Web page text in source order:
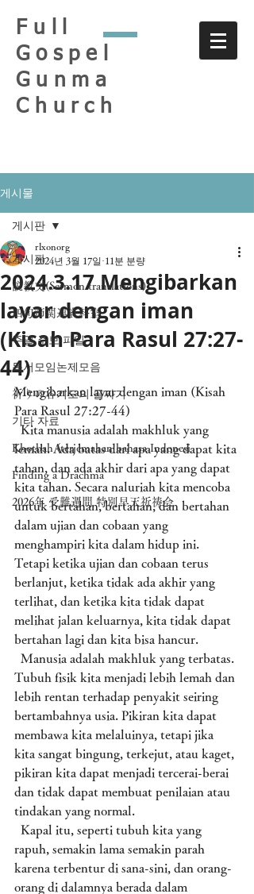
Full
Gospel
Gunma
Church
게시물
게시판
説教文(Sermon translations)
四旬節関連資料室
주일 주보 파일
독서모임논제모음
祈りの谷기도의 골짜기
기타 자료
Khotbah (terjemahan bahasa Indonesi
Finding a Drachma
2026年 受難週間 特別早天祈祷会
게시판
2024.3.17 Mengibarkan
layar dengan iman
(Kisah Para Rasul 27:27-
44)
rlxonorg
2024년 3월 17일 11분 분량
Mengibarkan layar dengan iman (Kisah
Para Rasul 27:27-44)
  Kita manusia adalah makhluk yang
lemah. Ada batas dari apa yang dapat kita
tahan, dan ada akhir dari apa yang dapat
kita tahan. Secara naluriah kita mencoba
untuk bertahan, bertahan, dan bertahan
dalam ujian dan cobaan yang
menghampiri kita dalam hidup ini.
Tetapi ketika ujian dan cobaan terus
berlanjut, ketika tidak ada akhir yang
terlihat, dan ketika kita tidak dapat
melihat jalan keluarnya, kita tidak dapat
bertahan lagi dan kita bisa hancur.
Tubuh fisik kita menjadi lebih lemah dan
lebih rentan terhadap penyakit seiring
bertambahnya usia. Pikiran kita dapat
membawa kita melaluinya, tetapi jika
kita sangat bingung, terkejut, atau kaget,
pikiran kita dapat menjadi tercerai-berai
dan tidak dapat membuat penilaian atau
tindakan yang normal.
rapuh, semakin lama semakin parah
karena terbentur di sana-sini, dan orang-
orang di dalamnya berada dalam